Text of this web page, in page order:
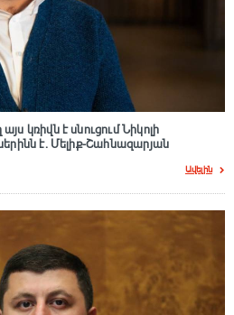
կռիվն է սնուցում Նիկոլի
է. Մելիք-Շահնազարյան
Ավելին